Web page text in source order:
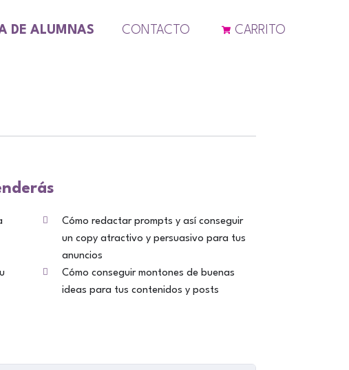
DE ALUMNAS CONTACTO CARRITO
Cómo redactar prompts y así conseguir
un copy atractivo y persuasivo para tus
anuncios
Cómo conseguir montones de buenas
ideas para tus contenidos y posts